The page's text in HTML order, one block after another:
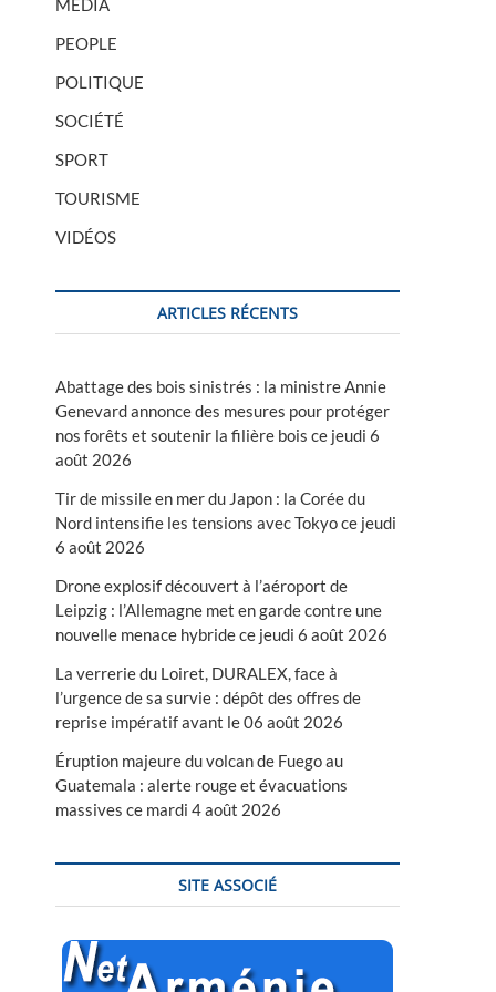
PEOPLE
POLITIQUE
SOCIÉTÉ
SPORT
TOURISME
VIDÉOS
ARTICLES RÉCENTS
Abattage des bois sinistrés : la ministre Annie
Genevard annonce des mesures pour protéger
nos forêts et soutenir la filière bois ce jeudi 6
août 2026
Tir de missile en mer du Japon : la Corée du
Nord intensifie les tensions avec Tokyo ce jeudi
6 août 2026
Drone explosif découvert à l’aéroport de
Leipzig : l’Allemagne met en garde contre une
nouvelle menace hybride ce jeudi 6 août 2026
La verrerie du Loiret, DURALEX, face à
l’urgence de sa survie : dépôt des offres de
reprise impératif avant le 06 août 2026
Éruption majeure du volcan de Fuego au
Guatemala : alerte rouge et évacuations
massives ce mardi 4 août 2026
SITE ASSOCIÉ